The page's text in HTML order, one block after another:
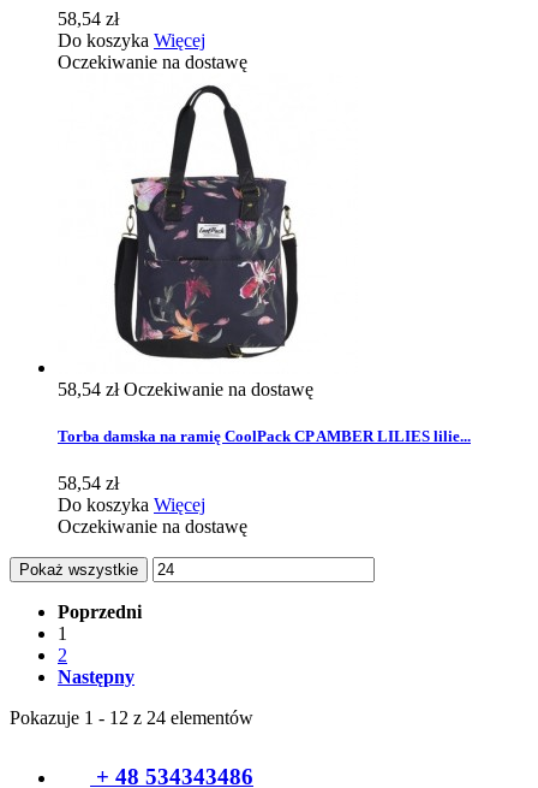
58,54 zł
Do koszyka Więcej
Oczekiwanie na dostawę
58,54 złOczekiwanie na dostawę
Torba damska na ramię CoolPack CP AMBER LILIES lilie...
58,54 zł
Do koszyka Więcej
Oczekiwanie na dostawę
Pokaż wszystkie
Poprzedni
1
2
Następny
Pokazuje 1 - 12 z 24 elementów
+ 48 534343486